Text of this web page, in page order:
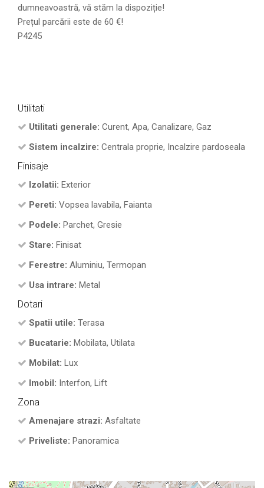
dumneavoastră, vă stăm la dispoziție!
Prețul parcării este de 60 €!
P4245
Utilitati
Utilitati generale: Curent, Apa, Canalizare, Gaz
Sistem incalzire: Centrala proprie, Incalzire pardoseala
Finisaje
Izolatii: Exterior
Pereti: Vopsea lavabila, Faianta
Podele: Parchet, Gresie
Stare: Finisat
Ferestre: Aluminiu, Termopan
Usa intrare: Metal
Dotari
Spatii utile: Terasa
Bucatarie: Mobilata, Utilata
Mobilat: Lux
Imobil: Interfon, Lift
Zona
Amenajare strazi: Asfaltate
Priveliste: Panoramica